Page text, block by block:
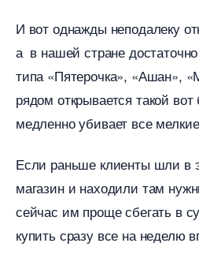
И вот однажды неподалеку
а в нашей стране
типа «Пятерочка», «Ашан»,
рядом открывается такой
медленно убивает все
Если раньше клиенты шли в
магазин и находили там
сейчас им проще сбегать в
купить сразу все на неделю